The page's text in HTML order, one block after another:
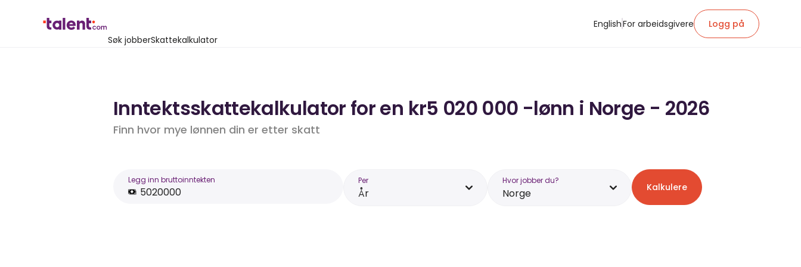
Søk jobberSkattekalkulator
EnglishFor arbeidsgivere Logg på
Inntektsskattekalkulator for en kr5 020 000 -lønn i Norge - 2026
Finn hvor mye lønnen din er etter skatt
Legg inn bruttoinntekten Per
År
Hvor jobber du?
Norge Kalkulere